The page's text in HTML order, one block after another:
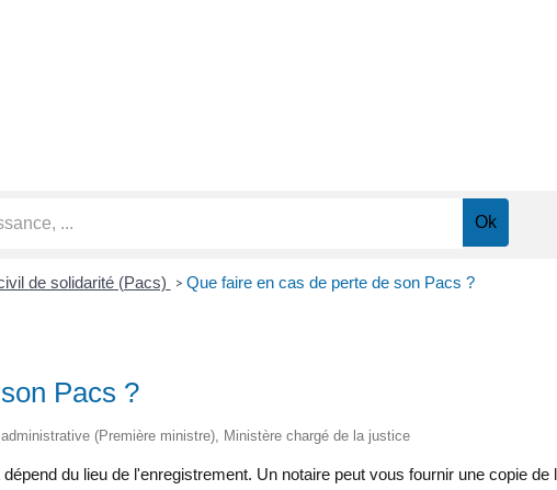
de solidarité (Pacs) > Que faire en cas de perte de son Pacs ?
Pacs ?
(Première ministre), Ministère chargé de la justice
du lieu de l'enregistrement. Un notaire peut vous fournir une copie